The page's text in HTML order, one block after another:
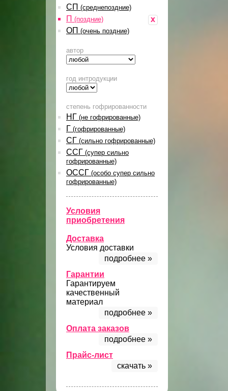
СП (среднепоздние)
x
П (поздние)
ОП (очень поздние)
автор
год интродукции
степень гофрированности
НГ (не гофрированные)
Г (гофрированные)
СГ (сильно гофрированные)
ССГ (супер сильно
гофрированные)
ОССГ (особо супер сильно
гофрированные)
Условия
приобретения
Доставка
Условия доставки
подробнее »
Гарантии
Гарантируем
качественный
материал
подробнее »
Оплата заказов
подробнее »
Прайс-лист
скачать »